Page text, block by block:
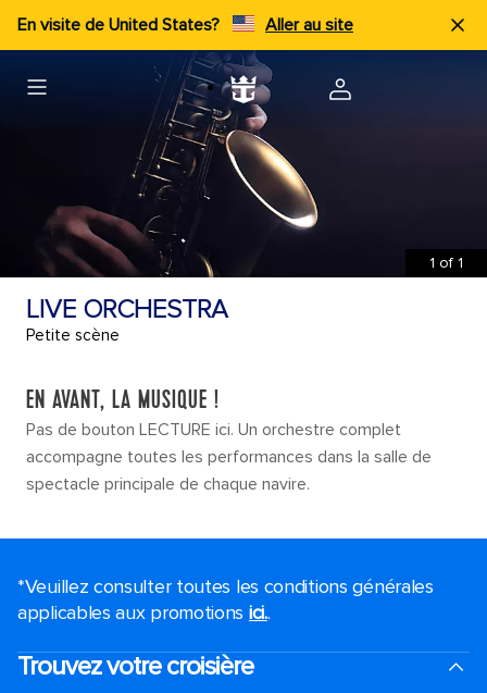
En visite de United States? Aller au site
1 of 1
LIVE ORCHESTRA
Petite scène
EN AVANT, LA MUSIQUE !
Pas de bouton LECTURE ici. Un orchestre complet
accompagne toutes les performances dans la salle de
spectacle principale de chaque navire.
*Veuillez consulter toutes les conditions générales
applicables aux promotions ici..
Trouvez votre croisière